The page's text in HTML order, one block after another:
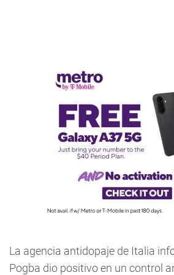
La agencia antidopaje de Italia
Pogba dio positivo en un control